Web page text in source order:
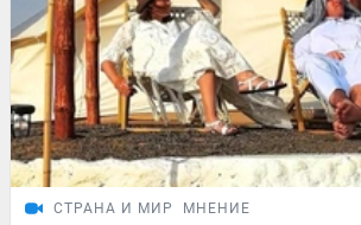
СТРАНА И МИР МНЕНИЕ